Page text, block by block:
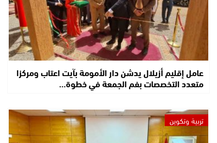
عامل إقليم أزيلال يدشن دار الأمومة بآيت اعتاب ومركزا
متعدد التخصصات بفم الجمعة في خطوة…
تربية وتكوين